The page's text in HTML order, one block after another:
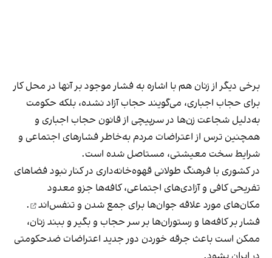
برخی دیگر از زنان هم با اشاره به فشار موجود بر آنها در محل کار
برای حجاب اجباری، می‌گویند حجاب آزاد نشده، بلکه حکومت
به‌دلیل شجاعت زن‌ها در سرپیچی از قانون حجاب اجباری و
همچنین ترس از اعتراضات مردم به‌خاطر فشارهای اجتماعی و
شرایط سخت معیشتی، مستاصل شده است.
در کشوری با فرهنگ طولانی قهوه‌‌خانه‌داری در کنار نبود فضاهای
تفریحی کافی و آزادی‌های اجتماعی، کافه‌ها جزو معدود
مکان‌های مورد علاقه جوان‌ها برای جمع شدن و تنفس‌اند
.
فشار بر کافه‌ها و رستوران‌ها بر سر حجاب و بگیر و ببند زنان،
ممکن است باعث جرقه خوردن دور جدید اعتراضات ضدحکومتی